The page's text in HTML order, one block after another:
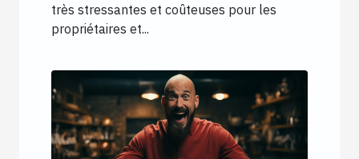
très stressantes et coûteuses pour les
propriétaires et...